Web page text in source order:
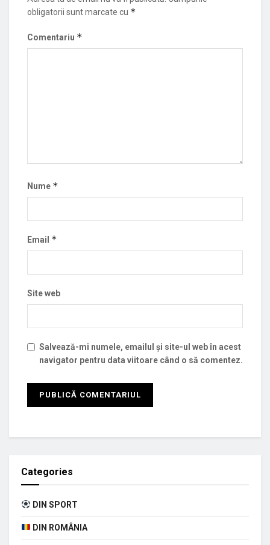
obligatorii sunt marcate cu *
Comentariu *
Nume *
Email *
Site web
Salvează-mi numele, emailul și site-ul web în acest
navigator pentru data viitoare când o să comentez.
Categories
DIN SPORT
DIN ROMÂNIA